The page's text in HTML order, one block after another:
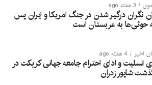
3 هفته ago
نگران درگیر شدن در جنگ امریکا و ایران پس
حوثی‌ها به عربستان است
اخیر 4 هفته ago
تسلیت و ادای احترام جامعه جهانی کریکت در
شاپور زدران